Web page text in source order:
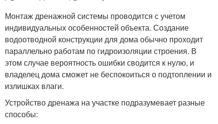
Монтаж дренажной системы проводится с учетом
индивидуальных особенностей объекта. Создание
водоотводной конструкции для дома обычно проходит
параллельно работам по гидроизоляции строения. В
этом случае вероятность ошибки сводится к нулю, и
владелец дома сможет не беспокоиться о подтоплении и
излишках влаги.
Устройство дренажа на участке подразумевает разные
способы: